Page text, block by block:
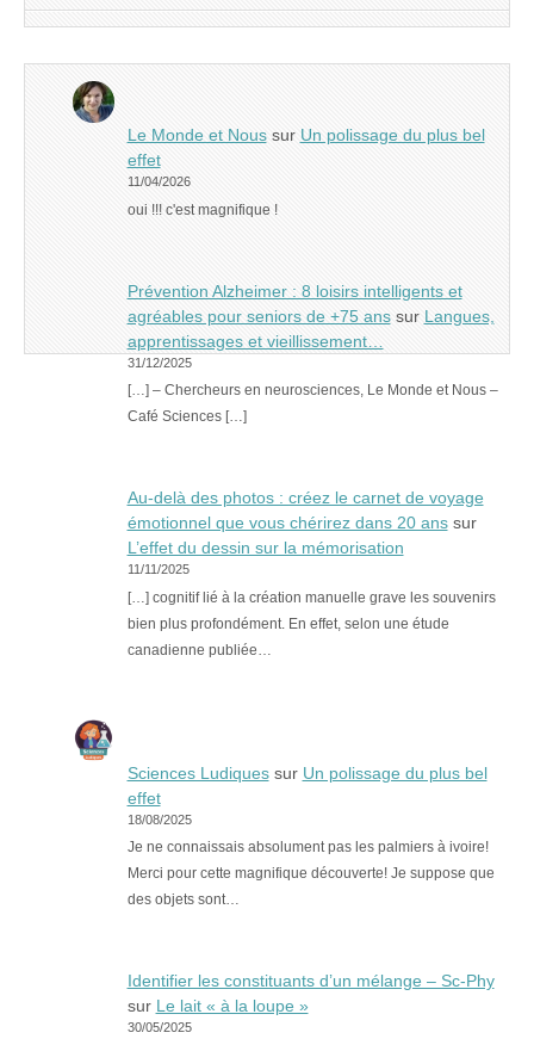
Le Monde et Noussur Un polissage du plus bel
effet
11/04/2026
oui !!! c'est magnifique !
Prévention Alzheimer : 8 loisirs intelligents et
agréables pour seniors de +75 anssur Langues,
apprentissages et vieillissement…
31/12/2025
[…] – Chercheurs en neurosciences, Le Monde et Nous –
Café Sciences […]
Au-delà des photos : créez le carnet de voyage
émotionnel que vous chérirez dans 20 anssur
L’effet du dessin sur la mémorisation
11/11/2025
[…] cognitif lié à la création manuelle grave les souvenirs
bien plus profondément. En effet, selon une étude
canadienne publiée…
Sciences Ludiquessur Un polissage du plus bel
effet
18/08/2025
Je ne connaissais absolument pas les palmiers à ivoire!
Merci pour cette magnifique découverte! Je suppose que
des objets sont…
Identifier les constituants d’un mélange – Sc-Phy
sur Le lait « à la loupe »
30/05/2025